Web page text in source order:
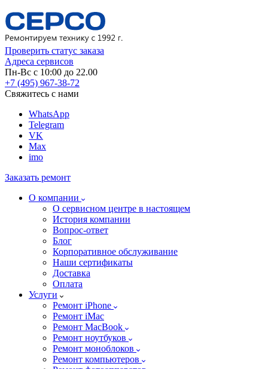
Проверить статус заказа
Адреса сервисов
Пн-Вс с 10:00 до 22.00
+7 (495) 967-38-72
Свяжитесь с нами
WhatsApp
Telegram
VK
Max
imo
Заказать ремонт
О компании
О сервисном центре в настоящем
История компании
Вопрос-ответ
Блог
Корпоративное обслуживание
Наши сертификаты
Доставка
Оплата
Услуги
Ремонт iPhone
Ремонт iMac
Ремонт MacBook
Ремонт ноутбуков
Ремонт моноблоков
Ремонт компьютеров